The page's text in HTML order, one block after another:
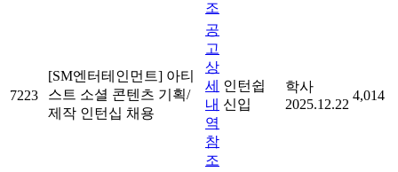
조
7223
[SM엔터테인먼트] 아티
스트 소셜 콘텐츠 기획/
제작 인턴십 채용
공
고
상
세
내
역
참
조
인턴쉽
신입
학사
2025.12.22
4,014